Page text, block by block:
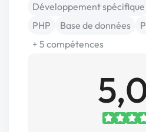
Développement spécifique
PHP
Base de données
+ 5 compétences